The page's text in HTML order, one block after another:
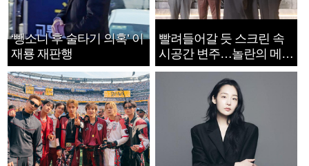
‘뺑소니 후 술타기 의혹’ 이
재룡 재판행
빨려들어갈 듯 스크린 속
시공간 변주…놀란의 메시
지는 ‘전쟁 속죄’